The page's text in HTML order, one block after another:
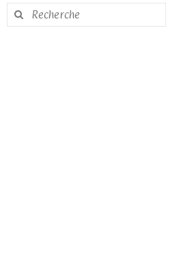
Rechercher
: